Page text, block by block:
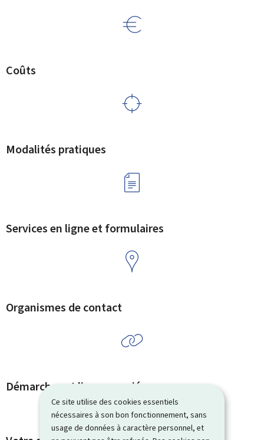
Ce site utilise des cookies essentiels
nécessaires à son bon fonctionnement, sans
usage de données à caractère personnel, et
Coûts
Modalités pratiques
Services en ligne et formulaires
Organismes de contact
Démarches et liens associés